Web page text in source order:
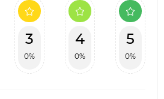
3
0%
4
0%
5
0%